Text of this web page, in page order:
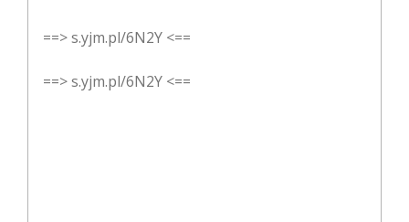
==> s.yjm.pl/6N2Y <==
==> s.yjm.pl/6N2Y <==